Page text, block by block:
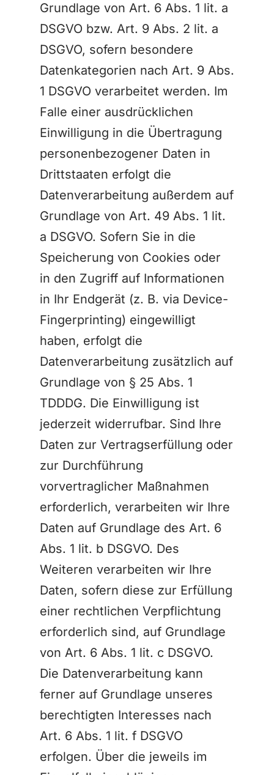
Grundlage von Art. 6 Abs. 1 lit. a
DSGVO bzw. Art. 9 Abs. 2 lit. a
DSGVO, sofern besondere
Datenkategorien nach Art. 9 Abs.
1 DSGVO verarbeitet werden. Im
Falle einer ausdrücklichen
Einwilligung in die Übertragung
personenbezogener Daten in
Drittstaaten erfolgt die
Datenverarbeitung außerdem auf
Grundlage von Art. 49 Abs. 1 lit.
a DSGVO. Sofern Sie in die
Speicherung von Cookies oder
in den Zugriff auf Informationen
in Ihr Endgerät (z. B. via Device-
Fingerprinting) eingewilligt
haben, erfolgt die
Datenverarbeitung zusätzlich auf
Grundlage von § 25 Abs. 1
TDDDG. Die Einwilligung ist
jederzeit widerrufbar. Sind Ihre
Daten zur Vertragserfüllung oder
zur Durchführung
vorvertraglicher Maßnahmen
erforderlich, verarbeiten wir Ihre
Daten auf Grundlage des Art. 6
Abs. 1 lit. b DSGVO. Des
Weiteren verarbeiten wir Ihre
Daten, sofern diese zur Erfüllung
einer rechtlichen Verpflichtung
erforderlich sind, auf Grundlage
von Art. 6 Abs. 1 lit. c DSGVO.
Die Datenverarbeitung kann
ferner auf Grundlage unseres
berechtigten Interesses nach
Art. 6 Abs. 1 lit. f DSGVO
erfolgen. Über die jeweils im